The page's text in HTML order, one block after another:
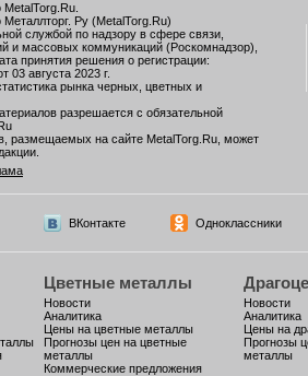
MetalTorg.Ru
Ру (MetalTorg.Ru)
службой по надзору в сфере связи,
и массовых коммуникаций (Роскомнадзор),
принятия решения о регистрации:
августа 2023 г.
рынка черных, цветных и
разрешается с обязательной
размещаемых на сайте MetalTorg.Ru, может
ВКонтакте Одноклассники
Цветные металлы
Новости
Аналитика
Цены на цветные металлы
Прогнозы цен на цветные
металлы
Коммерческие предложения
Новости
Аналитика
Цены на
Прогнозы
металлы